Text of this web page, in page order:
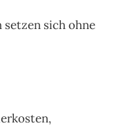
setzen sich ohne